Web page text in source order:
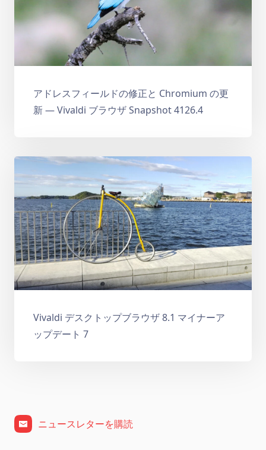
アドレスフィールドの修正と Chromium の更
新 — Vivaldi ブラウザ Snapshot 4126.4
Vivaldi デスクトップブラウザ 8.1 マイナーア
ップデート 7
ニュースレターを購読